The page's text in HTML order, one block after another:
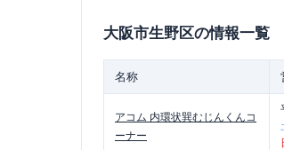
大阪市生野区の情報一覧
名称
アコム 内環状巽むじんくんコ
ーナー